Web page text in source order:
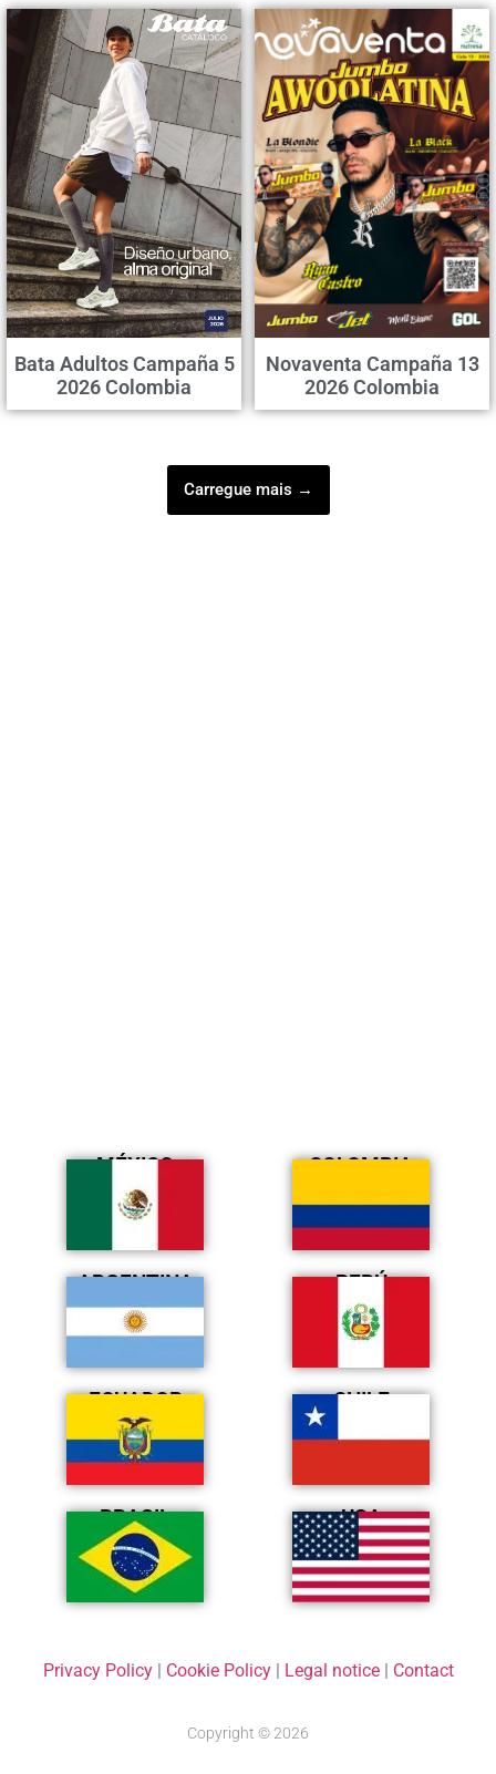
Bata Adultos Campaña 5
2026 Colombia
Novaventa Campaña 13
2026 Colombia
Carregue mais →
MÉXICO COLOMBIA
ARGENTINA PERÚ
ECUADOR CHILE
BRASIL USA
Privacy Policy| Cookie Policy| Legal notice| Contact
Copyright © 2026